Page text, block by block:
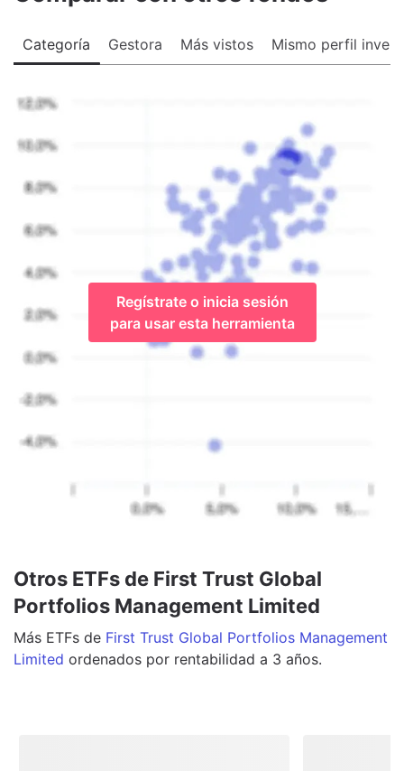
Categoría Gestora Más vistos Mismo perfil
Regístrate o inicia sesión
para usar esta herramienta
Otros ETFs de First Trust Global
Portfolios Management Limited
Más ETFs de First Trust Global Portfolios Management
Limited ordenados por rentabilidad a 3 años.